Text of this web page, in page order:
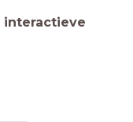
interactieve